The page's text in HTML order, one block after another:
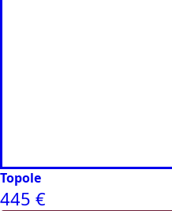
Topole
445 €